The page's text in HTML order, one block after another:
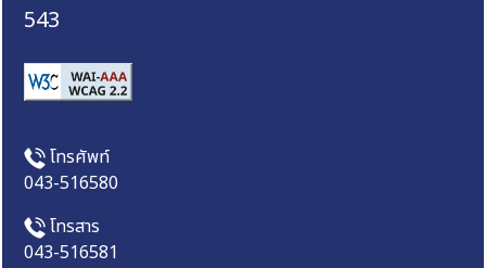
543
โทรศัพท์
043-516580
โทรสาร
043-516581